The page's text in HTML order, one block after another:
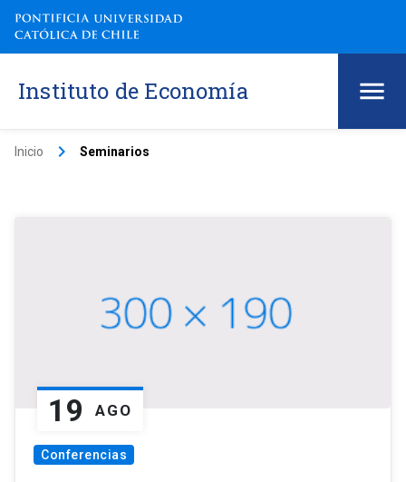
Instituto de Economía
Inicio keyboard_arrow_right Seminarios
19 AGO
Conferencias